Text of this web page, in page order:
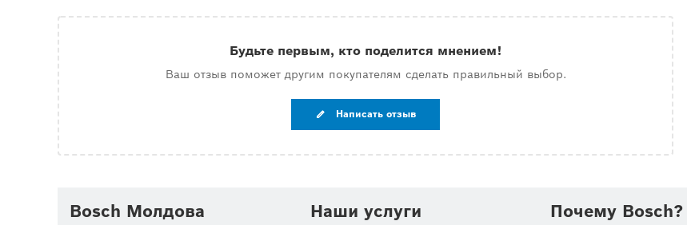
Будьте первым, кто поделится мнением!
Ваш отзыв поможет другим покупателям сделать правильный выбор.
Написать отзыв
Bosch Молдова Наши услуги Почему Bosch?